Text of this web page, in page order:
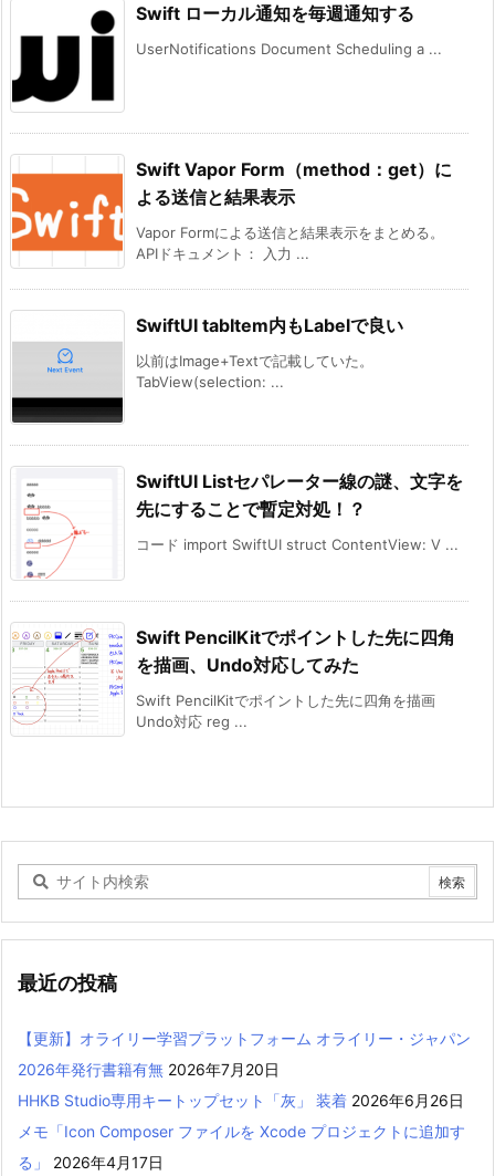
Swift ローカル通知を毎週通知する
UserNotifications Document Scheduling a ...
Swift Vapor Form（method：get）に
よる送信と結果表示
Vapor Formによる送信と結果表示をまとめる。
APIドキュメント： 入力 ...
SwiftUI tabItem内もLabelで良い
以前はImage+Textで記載していた。
TabView(selection: ...
SwiftUI Listセパレーター線の謎、文字を
先にすることで暫定対処！？
コード import SwiftUI struct ContentView: V ...
Swift PencilKitでポイントした先に四角
を描画、Undo対応してみた
Swift PencilKitでポイントした先に四角を描画
Undo対応 reg ...
最近の投稿
【更新】オライリー学習プラットフォーム オライリー・ジャパン
2026年発行書籍有無 2026年7月20日
HHKB Studio専用キートップセット「灰」 装着 2026年6月26日
メモ「Icon Composer ファイルを Xcode プロジェクトに追加す
る」
2026年4月17日